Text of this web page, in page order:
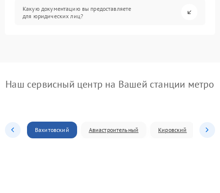
Какую документацию вы предоставляете
для юридических лиц?
Наш сервисный центр на Вашей станции метро
Вахитовский Авиастроительный Кировский